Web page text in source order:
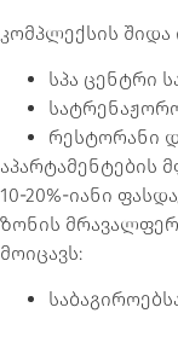
კომპლექსის
სპა ცენტრი
რესტორანი
აპარტამენტების
10-20%-იანი
ზონის
მოიცავს: